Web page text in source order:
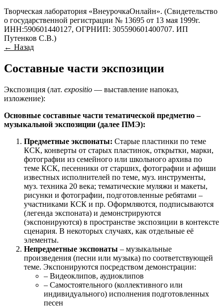
Творческая лаборатория «ВнеурочкаОнлайн». (Свидетельство
о государственной регистрации № 13695 от 13 мая 1999г.
ИНН:590601440127, ОГРНИП: 305590601400707. ИП
Путенков С.В.)
← Назад
Составные части экспозиции
Экспозиция (лат. expositio — выставление напоказ,
изложение):
Основные составные части тематической предметно –
музыкальной экспозиции (далее ПМЭ):
Предметные экспонаты: Старые пластинки по теме
КСК, конверты от старых пластинок, открытки, марки,
фотографии из семейного или школьного архива по
теме КСК, песенники от старших, фотографии и афиши
известных исполнителей по теме, муз. инструменты,
муз. техника 20 века; тематические муляжи и макеты,
рисунки и фотографии, подготовленные ребятами –
участниками КСК и пр. Оформляются, подписываются
(легенда экспоната) и демонстрируются
(экспонируются) в пространстве экспозиции в контексте
сценария. В некоторых случаях, как отдельные её
элементы.
Непредметные экспонаты – музыкальные
произведения (песни или музыка) по соответствующей
теме. Экспонируются посредством демонстрации:
– Видеоклипов, аудиоклипов
– Самостоятельного (коллективного или
индивидуального) исполнения подготовленных
песен